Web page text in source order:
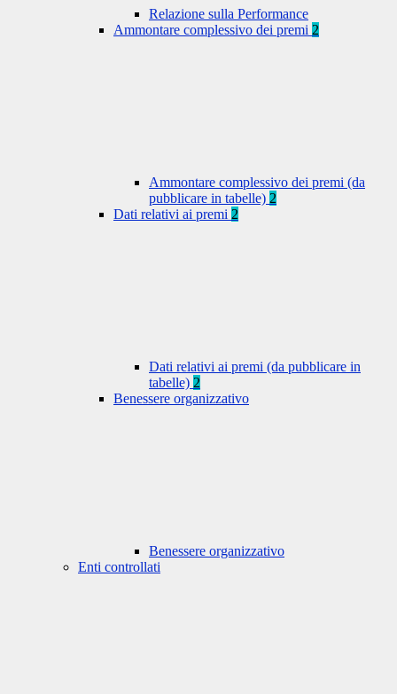
Relazione sulla Performance
Ammontare complessivo dei premi 2
Ammontare complessivo dei premi (da
pubblicare in tabelle) 2
Dati relativi ai premi 2
Dati relativi ai premi (da pubblicare in
tabelle) 2
Benessere organizzativo
Benessere organizzativo
Enti controllati